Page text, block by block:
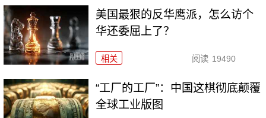
美国最狠的反华鹰派，怎么访个
华还委屈上了？
相关 阅读 19490
“工厂的工厂”：中国这棋彻底颠覆
全球工业版图